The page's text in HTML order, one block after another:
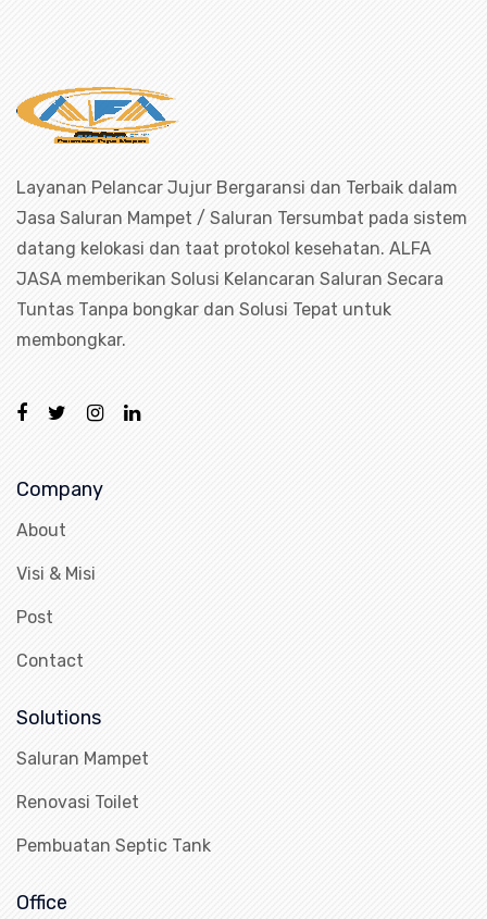
Layanan Pelancar Jujur Bergaransi dan Terbaik dalam
Jasa Saluran Mampet / Saluran Tersumbat pada sistem
datang kelokasi dan taat protokol kesehatan. ALFA
JASA memberikan Solusi Kelancaran Saluran Secara
Tuntas Tanpa bongkar dan Solusi Tepat untuk
membongkar.
Company
About
Visi & Misi
Post
Contact
Solutions
Saluran Mampet
Renovasi Toilet
Pembuatan Septic Tank
Office